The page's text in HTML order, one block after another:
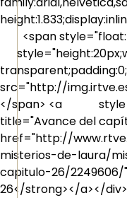
<span
src="http://
</span> <a
title="Avance del
href="http://
misterios-de-laura/
capitulo-26/2249606/
26</strong></a></